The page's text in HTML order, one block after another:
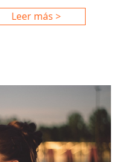
Leer más >